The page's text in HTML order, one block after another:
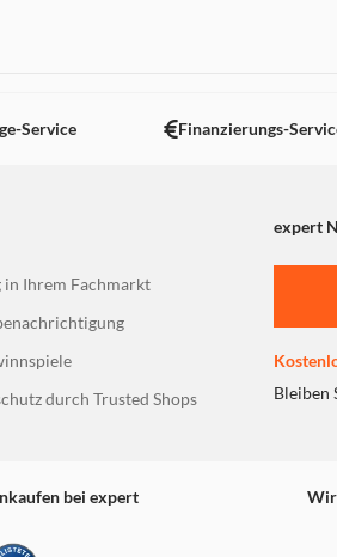
Service Finanzierungs-
expert
Ihrem Fachmarkt
durch Trusted Shops
Bleiben
bei expert Wir